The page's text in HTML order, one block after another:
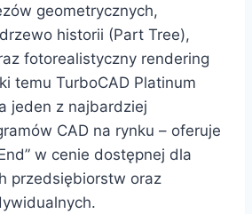
geometrycznych,
historii (Part Tree),
fotorealistyczny rendering
temu TurboCAD Platinum
jeden z najbardziej
CAD na rynku – oferuje
w cenie dostępnej dla
przedsiębiorstw oraz